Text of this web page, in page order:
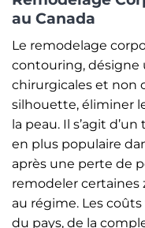
au Canada
Le remodelage
contouring, désigne
chirurgicales et non
silhouette, éliminer
la peau. Il s’agit
en plus populaire
après une perte de
remodeler certaines
au régime. Les
du pays, de la